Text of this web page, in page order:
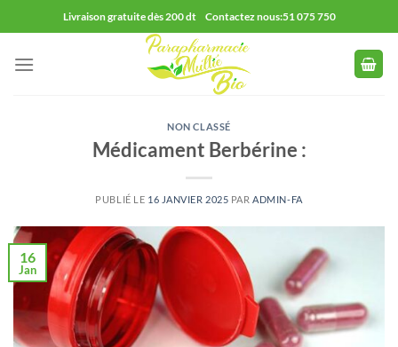
au
contenu
Livraison gratuite dès 200 dt Contactez nous:51 075 750
NON CLASSÉ
Médicament Berbérine :
PUBLIÉ LE 16 JANVIER 2025 PAR ADMIN-FA
16
Jan